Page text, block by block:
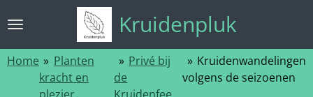
direct
naar
de
hoofdinhoud
Kruidenpluk
Home » Planten
kracht en
» Privé bij
de
» Kruidenwandelingen
volgens de seizoenen